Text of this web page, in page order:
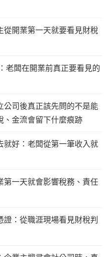
開業第一天就要看見財稅
老闆在開業前真正要看見的
司後真正該先問的不是能
、金流會留下什麼痕跡
好：老闆從第一筆收入就
一天就會影響稅務、責任
：從職涯現場看見財稅判